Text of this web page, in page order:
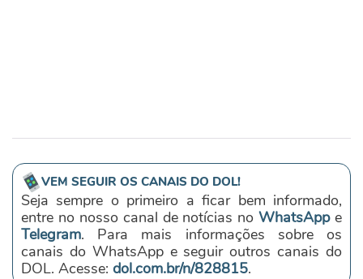
VEM SEGUIR OS CANAIS DO DOL!
Seja sempre o primeiro a ficar bem informado,
entre no nosso canal de notícias noWhatsAppe
Telegram. Para mais informações sobre os
canais do WhatsApp e seguir outros canais do
DOL. Acesse: dol.com.br/n/828815.